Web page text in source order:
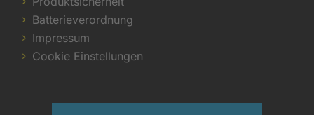
Batterieverordnung
Impressum
Cookie Einstellungen